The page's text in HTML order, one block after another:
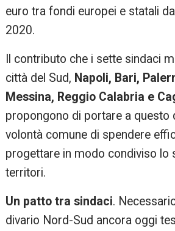
euro tra fondi europei e statali
2020.
Il contributo che i sette sindaci
città del Sud, Napoli, Bari,
Messina, Reggio Calabria e
propongono di portare a questo
volontà comune di spendere
progettare in modo condiviso lo
territori.
Un patto tra sindaci.
divario Nord-Sud ancora oggi